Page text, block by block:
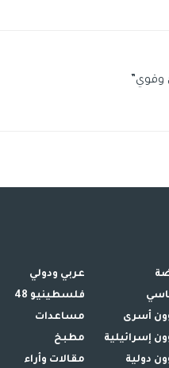
وقوي”
أسرى
إسرائيلية
دولية
عربي ودولي
فلسطينيو 48
مساعدات
مطبخ
مقالات وأراء